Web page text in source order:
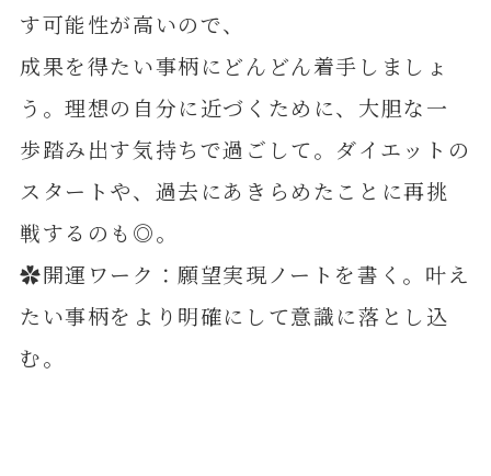
す可能性が高いので、
成果を得たい事柄にどんどん着手しましょ
う。理想の自分に近づくために、大胆な一
歩踏み出す気持ちで過ごして。ダイエットの
スタートや、過去にあきらめたことに再挑
戦するのも◎。
✿開運ワーク：願望実現ノートを書く。叶え
たい事柄をより明確にして意識に落とし込
む。